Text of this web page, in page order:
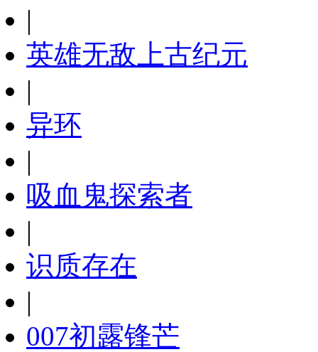
|
英雄无敌上古纪元
|
异环
|
吸血鬼探索者
|
识质存在
|
007初露锋芒